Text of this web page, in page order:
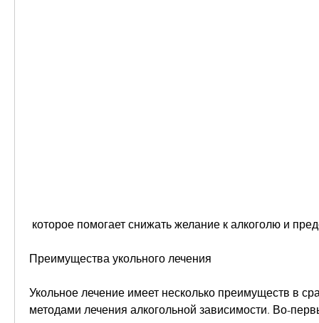
Преимущества укольного лечения
Укольное лечение имеет несколько преимуществ в
методами лечения алкогольной зависимости. Во-